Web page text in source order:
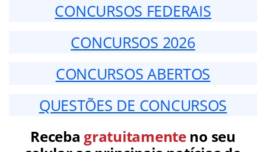
CONCURSOS FEDERAIS
CONCURSOS 2026
CONCURSOS ABERTOS
QUESTÕES DE CONCURSOS
Receba gratuitamenteno seu